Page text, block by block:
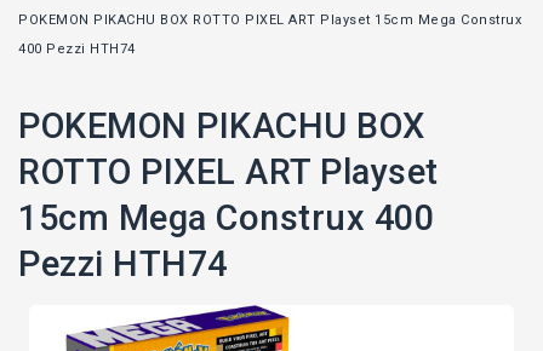
POKEMON PIKACHU BOX ROTTO PIXEL ART Playset 15cm Mega Construx
400 Pezzi HTH74
POKEMON PIKACHU BOX
ROTTO PIXEL ART Playset
15cm Mega Construx 400
Pezzi HTH74